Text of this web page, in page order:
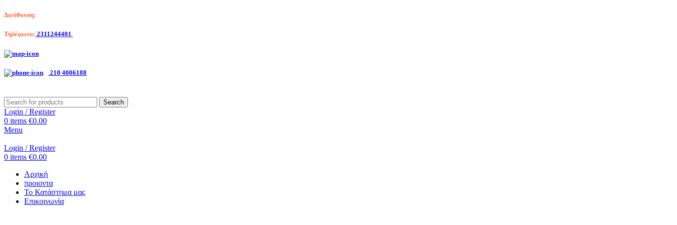
Διεύθυνση:
Τηλέφωνο: 2311244401
210 4006188
Search
Login / Register
0 items €0.00
Menu
Login / Register
0 items €0.00
Αρχική
προιοντα
Το Κατάστημα μας
Επικοινωνία